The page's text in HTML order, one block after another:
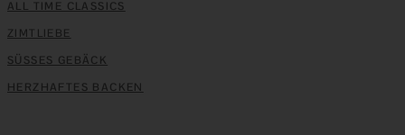
ALL TIME CLASSICS
ZIMTLIEBE
SÜSSES GEBÄCK
HERZHAFTES BACKEN